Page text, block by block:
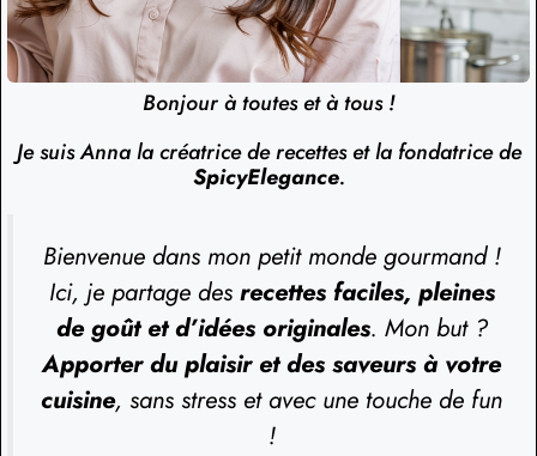
Bonjour à toutes et à tous !
Je suis Anna la créatrice de recettes et la fondatrice de
SpicyElegance.
Bienvenue dans mon petit monde gourmand !
Ici, je partage des recettes faciles, pleines
de goût et d’idées originales. Mon but ?
Apporter du plaisir et des saveurs à votre
cuisine, sans stress et avec une touche de fun
!